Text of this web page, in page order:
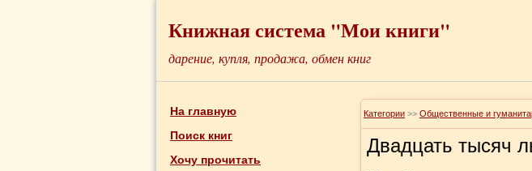
Книжная система "Мои книги"
дарение, купля, продажа, обмен книг
На главную
Поиск книг
Хочу прочитать
Категории >> Общественные и
Двадцать тысяч